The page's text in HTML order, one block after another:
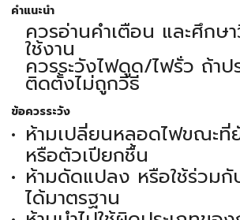
คำแนะนำ
ควรอ่านคำเตือน และศึกษ
ใช้งาน
ควรระวังไฟดูด/ไฟรั่ว ถ้าป
ติดตั้งไม่ถูกวิธี
ข้อควรระวัง
ห้ามเปลี่ยนหลอดไฟขณะที่
หรือตัวเปียกชื้น
ห้ามดัดแปลง หรือใช้ร่วม
ได้มาตรฐาน